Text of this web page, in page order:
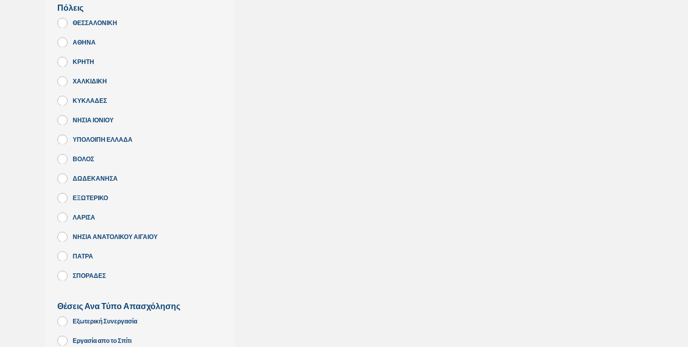
Πόλεις
ΘΕΣΣΑΛΟΝΙΚΗ
ΑΘΗΝΑ
ΚΡΗΤΗ
ΧΑΛΚΙΔΙΚΗ
ΚΥΚΛΑΔΕΣ
ΝΗΣΙΑ ΙΟΝΙΟΥ
ΥΠΟΛΟΙΠΗ ΕΛΛΑΔΑ
ΒΟΛΟΣ
ΔΩΔΕΚΑΝΗΣΑ
ΕΞΩΤΕΡΙΚΟ
ΛΑΡΙΣΑ
ΝΗΣΙΑ ΑΝΑΤΟΛΙΚΟΥ ΑΙΓΑΙΟΥ
ΠΑΤΡΑ
ΣΠΟΡΑΔΕΣ
Θέσεις Ανα Τύπο Απασχόλησης
Εξωτερική Συνεργασία
Εργασία απο το Σπίτι